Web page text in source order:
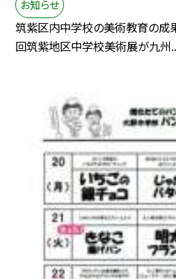
お知らせ
筑紫区内中学校の美術教育の成
回筑紫地区中学校美術展が九州